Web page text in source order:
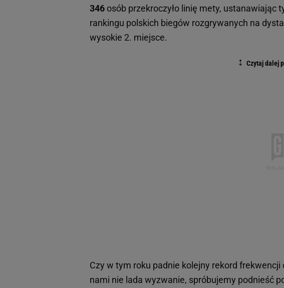
346 osób przekroczyło linię mety, ustanawiając
rankingu polskich biegów rozgrywanych na
wysokie 2. miejsce.
Czy w tym roku padnie kolejny rekord frekwencji
nami nie lada wyzwanie, spróbujemy podnieść